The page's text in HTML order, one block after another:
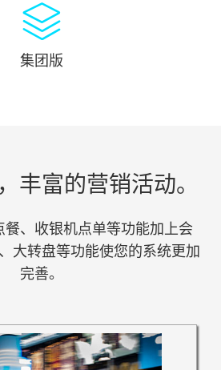

集团版
丰富的营销活动。
、收银机点单等功能加上会
大转盘等功能使您的系统更加
完善。